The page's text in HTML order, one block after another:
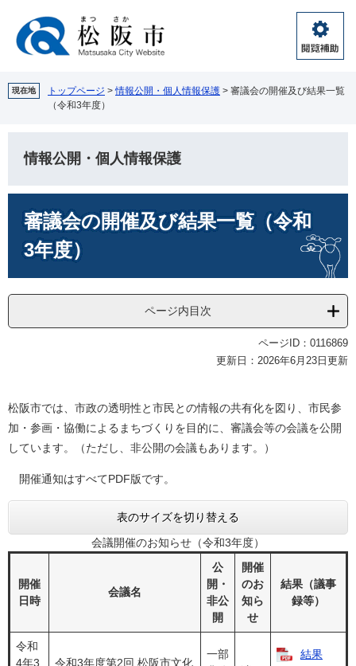
へ
閲
覧
助
現在地 トップページ >情報公開・個人情報保護 > 審議会の開催及び結果一覧
（令和3年度）
情報公開・個人情報保護
審議会の開催及び結果一覧（令和
3年度）
ページ内目次
ページID：0116869
更新日：2026年6月23日更新
松阪市では、市政の透明性と市民との情報の共有化を図り、市民参
加・参画・協働によるまちづくりを目的に、審議会等の会議を公開
しています。（ただし、非公開の会議もあります。）
開催通知はすべてPDF版です。
表のサイズを切り替える
会議開催のお知らせ（令和3年度）
開催
日時
会議名
公
開・
非公
開
開催
のお
知ら
せ
結果（議事
録等）
令和
4年3
令和3年度第2回 松阪市文化
一部
結果